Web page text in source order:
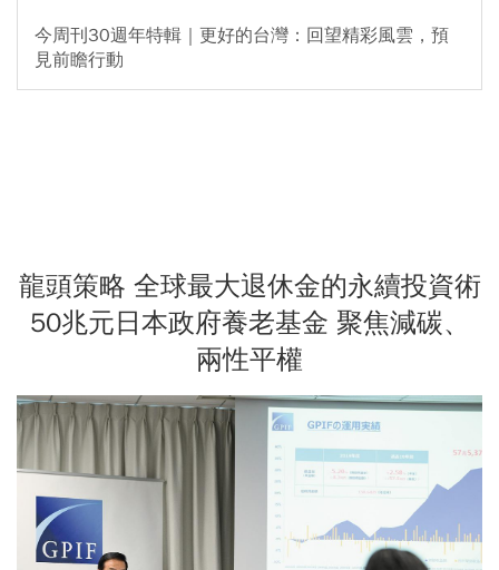
今周刊30週年特輯｜更好的台灣：回望精彩風雲，預
見前瞻行動
龍頭策略 全球最大退休金的永續投資術
50兆元日本政府養老基金 聚焦減碳、
兩性平權